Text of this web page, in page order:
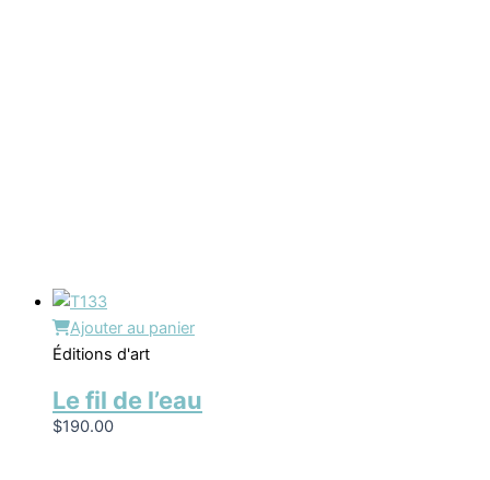
Ajouter au panier
Éditions d'art
Le fil de l’eau
$190.00